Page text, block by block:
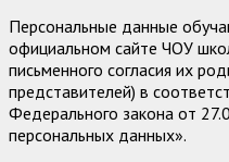
Персональные данные
официальном сайте ЧОУ
письменного согласия их
представителей) в
Федерального закона от
персональных данных».